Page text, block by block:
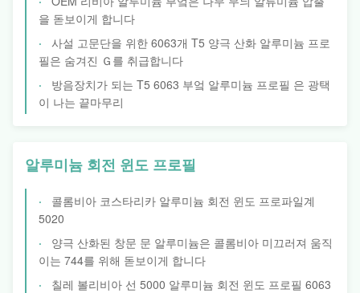
을 돋보이게 합니다
사설 고문단을 위한 6063개 T5 양극 산화 알루미늄 프로
필은 숨겨진 Ｇ를 취급합니다
방음장치가 되는 T5 6063 부엌 알루미늄 프로필 은 광택
이 나는 끝마무리
알루미늄 회전 윈도 프로필
콜롬비아 코스타리카 알루미늄 회전 윈도 프로파일계
5020
양극 산화된 창문 문 알루미늄은 콜롬비아 미끄러져 움직
이는 744를 위해 돋보이게 합니다
칠레 볼리비아 선 5000 알루미늄 회전 윈도 프로필 6063